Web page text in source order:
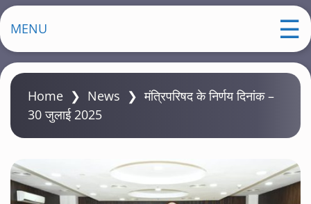
MENU
Home ❯ News ❯मंत्रिपरिषद के निर्णय दिनांक –
30 जुलाई 2025